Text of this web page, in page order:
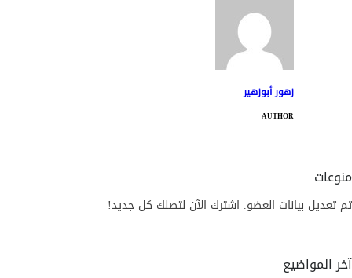
زهور أبوزهير
AUTHOR
منوعات
تم تعديل بيانات العضو. اشترك الآن لتصلك كل جديد!
آخر المواضيع